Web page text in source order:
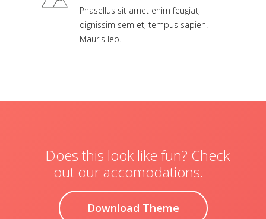
Phasellus sit amet enim feugiat,
dignissim sem et, tempus sapien.
Mauris leo.
Does this look like fun? Check
out our accomodations.
Download Theme